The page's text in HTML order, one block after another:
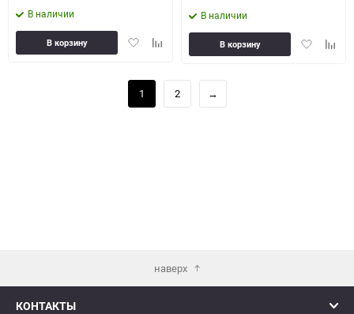
В наличии
ДобавитьДобавить
В корзину
В наличии
Добавить
В корзину
1 2 →
наверх
КОНТАКТЫ